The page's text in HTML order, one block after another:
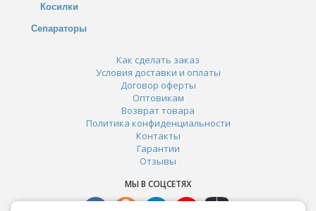
Косилки
Сепараторы
Как сделать заказ
Условия доставки и оплаты
Договор оферты
Оптовикам
Возврат товара
Политика конфиденциальности
Контакты
Гарантии
Отзывы
МЫ В СОЦСЕТЯХ